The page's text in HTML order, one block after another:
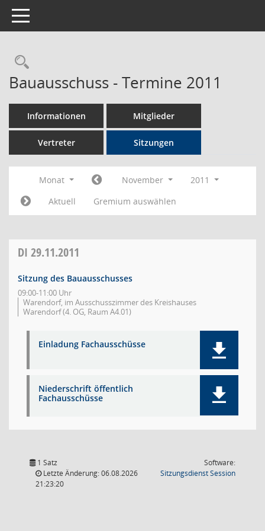
Toggle navigation
Rechercheauswahl
Bauausschuss - Termine 2011
Informationen Mitglieder
Vertreter Sitzungen
Monat November
2011
Aktuell
Gremium auswählen
DI 29.11.2011
Sitzung des Bauausschusses
09:00-11:00 Uhr
Warendorf, im Ausschusszimmer des Kreishauses
Warendorf (4. OG, Raum A4.01)
Einladung Fachausschüsse
Niederschrift öffentlich
Fachausschüsse
1 Satz
Letzte Änderung: 06.08.2026
21:23:20
Software:
SitzungsdienstSession(Wird in